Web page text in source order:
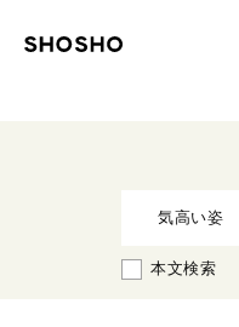
本文検索